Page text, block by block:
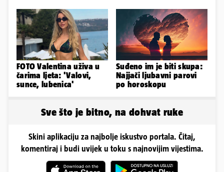
vjenčanje...
FOTO Valentina uživa u
čarima ljeta: 'Valovi,
sunce, lubenica'
Suđeno im je biti skupa:
Najjači ljubavni parovi
po horoskopu
Sve što je bitno, na dohvat ruke
Skini aplikaciju za najbolje iskustvo portala. Čitaj,
komentiraj i budi uvijek u toku s najnovijim vijestima.